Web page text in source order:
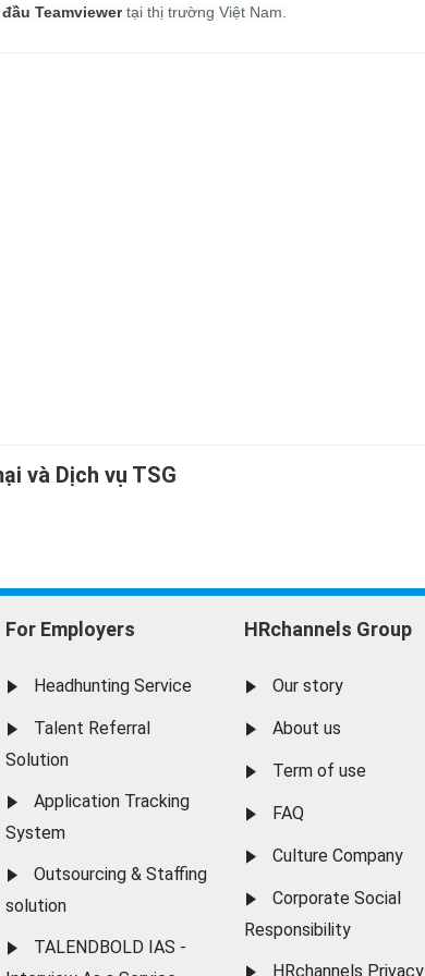
Teamviewer tại thị trường Việt Nam.
và Dịch vụ TSG
For Employers
Headhunting Service
Talent Referral
Solution
Application Tracking
System
Outsourcing & Staffing
solution
TALENDBOLD IAS -
HRchannels Group
Our story
About us
Term of use
FAQ
Culture Company
Corporate Social
Responsibility
HRchannels Privacy